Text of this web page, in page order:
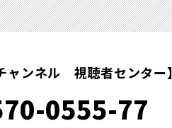
ャンネル 視聴者センター】
0555-77